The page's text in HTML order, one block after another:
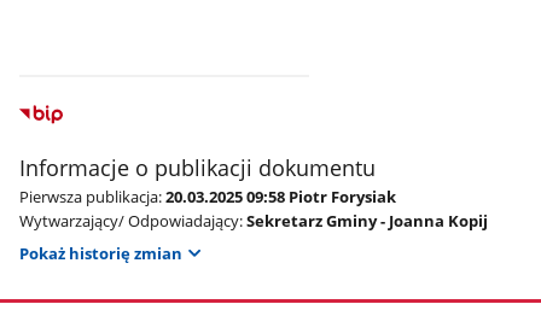
Informacje o publikacji dokumentu
Pierwsza publikacja:20.03.2025 09:58 Piotr Forysiak
Wytwarzający/ Odpowiadający:Sekretarz Gminy - Joanna Kopij
Pokaż historię zmian